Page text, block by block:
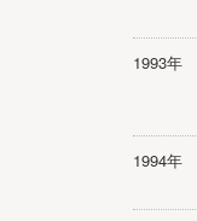
1993年
1994年